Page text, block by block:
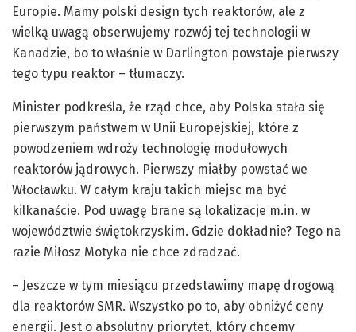
Europie. Mamy polski design tych reaktorów, ale z
wielką uwagą obserwujemy rozwój tej technologii w
Kanadzie, bo to właśnie w Darlington powstaje pierwszy
tego typu reaktor – tłumaczy.
Minister podkreśla, że rząd chce, aby Polska stała się
pierwszym państwem w Unii Europejskiej, które z
powodzeniem wdroży technologię modułowych
reaktorów jądrowych. Pierwszy miałby powstać we
Włocławku. W całym kraju takich miejsc ma być
kilkanaście. Pod uwagę brane są lokalizacje m.in. w
województwie świętokrzyskim. Gdzie dokładnie? Tego na
razie Miłosz Motyka nie chce zdradzać.
– Jeszcze w tym miesiącu przedstawimy mapę drogową
dla reaktorów SMR. Wszystko po to, aby obniżyć ceny
energii. Jest o absolutny priorytet, który chcemy